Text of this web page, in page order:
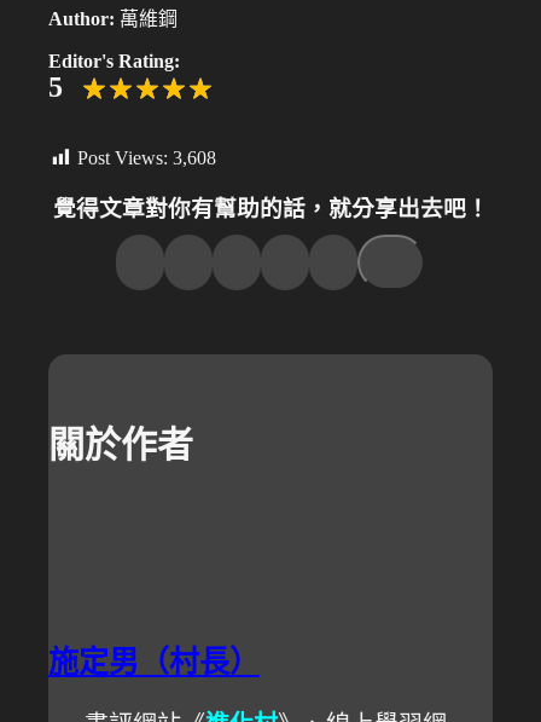
Author: 萬維鋼
Editor's Rating:
5
Post Views: 3,608
覺得文章對你有幫助的話，就分享出去吧！
關於作者
施定男（村長）